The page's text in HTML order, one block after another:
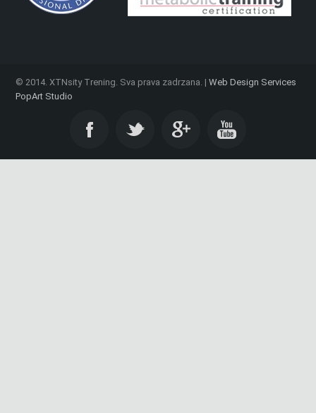
© 2014. XTNsity Trening. Sva prava zadrzana. | Web Design Services
PopArt Studio